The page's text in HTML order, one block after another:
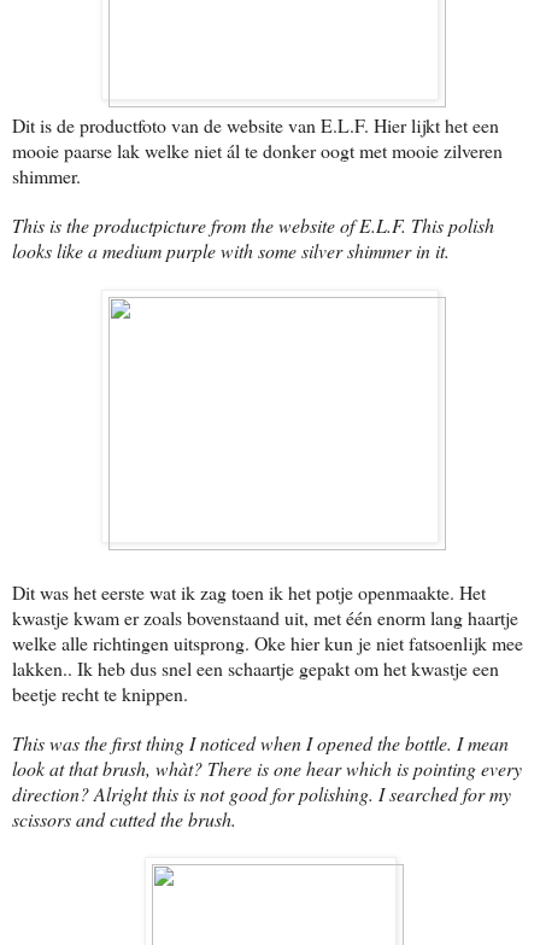
Dit is de productfoto van de website van E.L.F. Hier lijkt het een
mooie paarse lak welke niet ál te donker oogt met mooie zilveren
shimmer.
This is the productpicture from the website of E.L.F. This polish
looks like a medium purple with some silver shimmer in it.
Dit was het eerste wat ik zag toen ik het potje openmaakte. Het
kwastje kwam er zoals bovenstaand uit, met één enorm lang haartje
welke alle richtingen uitsprong. Oke hier kun je niet fatsoenlijk mee
lakken.. Ik heb dus snel een schaartje gepakt om het kwastje een
beetje recht te knippen.
This was the first thing I noticed when I opened the bottle. I mean
look at that brush, whàt? There is one hear which is pointing every
direction? Alright this is not good for polishing. I searched for my
scissors and cutted the brush.